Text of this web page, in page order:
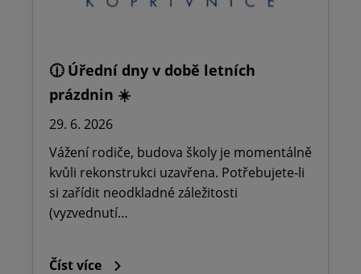
🕧 Úřední dny v době letních
prázdnin ☀️
29. 6. 2026
Vážení rodiče, budova školy je momentálně
kvůli rekonstrukci uzavřena. Potřebujete-li
si zařídit neodkladné záležitosti
(vyzvednutí…
Číst více